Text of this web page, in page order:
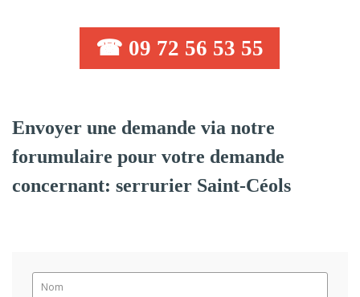
☎ 09 72 56 53 55
Envoyer une demande via notre
forumulaire pour votre demande
concernant: serrurier Saint-Céols